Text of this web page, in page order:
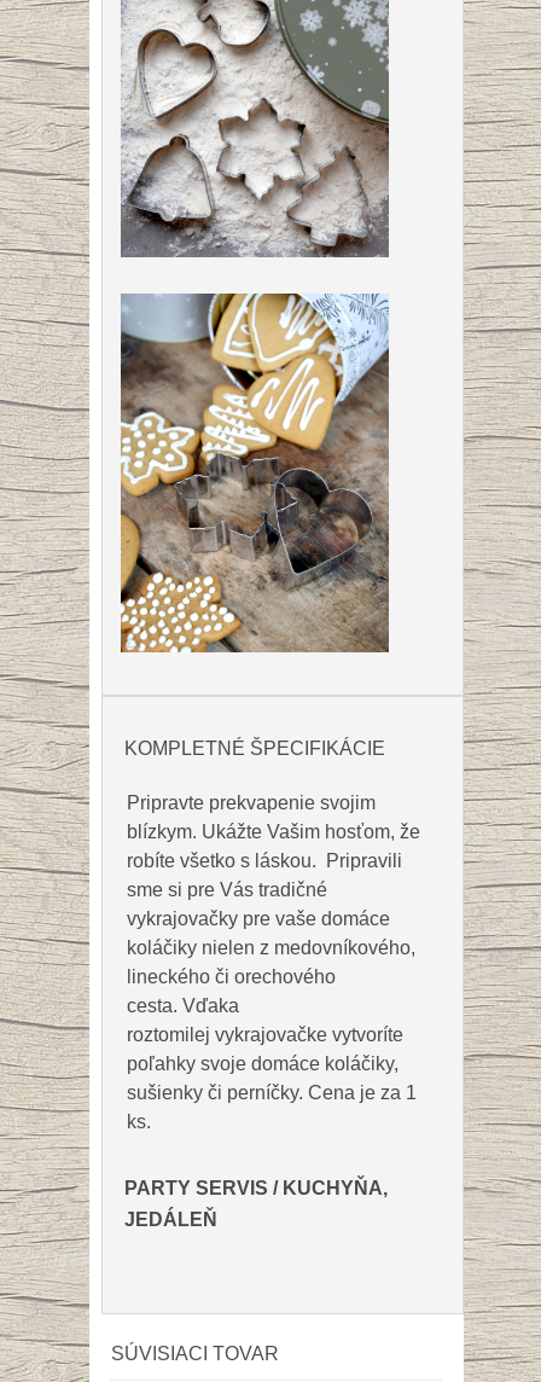
KOMPLETNÉ ŠPECIFIKÁCIE
Pripravte prekvapenie svojim
blízkym. Ukážte Vašim hosťom, že
robíte všetko s láskou. Pripravili
sme si pre Vás tradičné
vykrajovačky pre vaše domáce
koláčiky nielen z medovníkového,
lineckého či orechového
cesta. Vďaka
roztomilej vykrajovačke vytvoríte
poľahky svoje domáce koláčiky,
sušienky či perníčky. Cena je za 1
ks.
PARTY SERVIS / KUCHYŇA,
JEDÁLEŇ
SÚVISIACI TOVAR